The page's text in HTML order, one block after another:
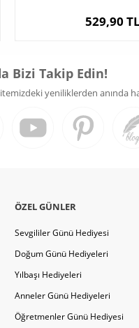
529,90 TL
Bizi Takip Edin!
yeniliklerden anında
ÖZEL GÜNLER
Sevgililer Günü Hediyesi
Doğum Günü Hediyeleri
Yılbaşı Hediyeleri
Anneler Günü Hediyeleri
Öğretmenler Günü Hediyesi